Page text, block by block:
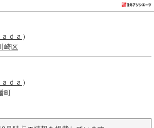
ｄａ ）
崎区
ｄａ ）
町